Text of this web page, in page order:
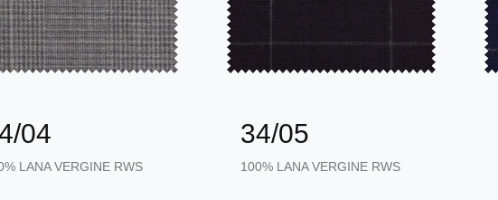
04
LANA VERGINE RWS
34/05
100% LANA VERGINE RWS